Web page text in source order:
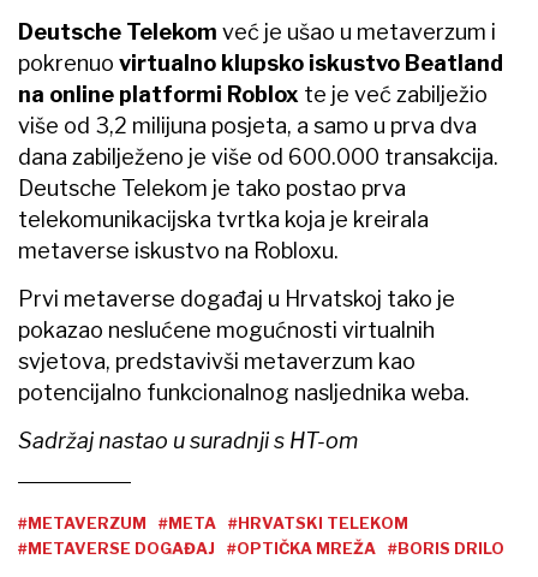
Deutsche Telekom već je ušao u metaverzum i
pokrenuo virtualno klupsko iskustvo Beatland
na online platformi Roblox te je već zabilježio
više od 3,2 milijuna posjeta, a samo u prva dva
dana zabilježeno je više od 600.000 transakcija.
Deutsche Telekom je tako postao prva
telekomunikacijska tvrtka koja je kreirala
metaverse iskustvo na Robloxu.
Prvi metaverse događaj u Hrvatskoj tako je
pokazao neslućene mogućnosti virtualnih
svjetova, predstavivši metaverzum kao
potencijalno funkcionalnog nasljednika weba.
Sadržaj nastao u suradnji s HT-om
#METAVERZUM #META
#HRVATSKI TELEKOM
#METAVERSE DOGAĐAJ
#OPTIČKA MREŽA #BORIS DRILO